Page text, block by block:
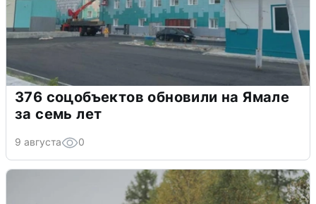
376 соцобъектов обновили на Ямале
за семь лет
9 августа 0